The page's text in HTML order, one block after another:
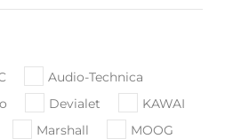
Audio-Technica
Devialet
KAWAI
Marshall
MOOG